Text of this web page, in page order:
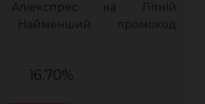
на Літній
Найменший промокод
16.70%